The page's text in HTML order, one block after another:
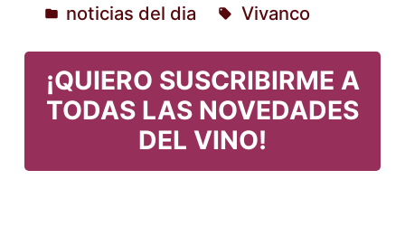
porPublicado
en
noticias del dia Vivanco
¡QUIERO SUSCRIBIRME A
TODAS LAS NOVEDADES
DEL VINO!